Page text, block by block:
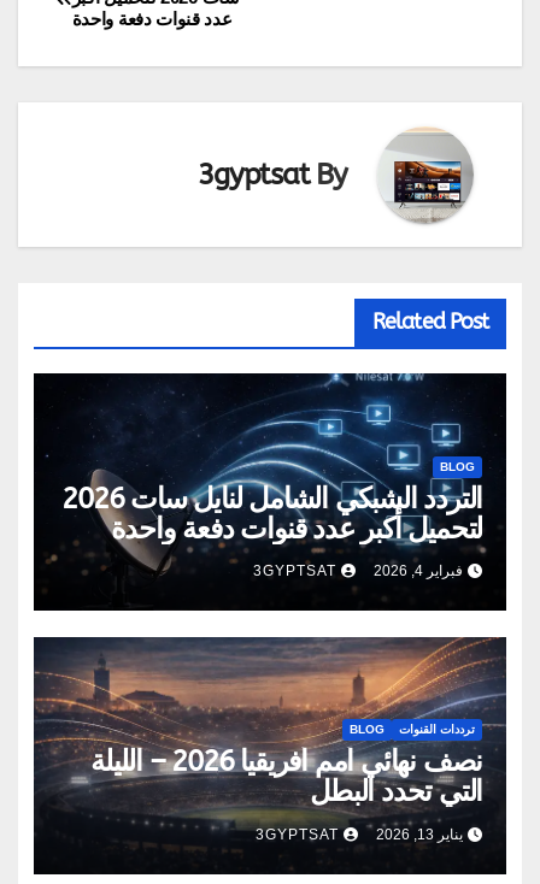
عدد قنوات دفعة واحدة
By
3gyptsat
Related Post
BLOG
التردد الشبكي الشامل لنايل سات 2026
لتحميل أكبر عدد قنوات دفعة واحدة
فبراير 4, 2026 3GYPTSAT
ترددات القنوات BLOG
نصف نهائي أمم أفريقيا 2026 – الليلة
التي تحدد البطل
يناير 13, 2026 3GYPTSAT